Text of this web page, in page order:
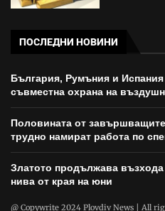
ПОСЛЕДНИ НОВИНИ
България, Румъния и
съвместна охрана на
Половината от
трудно намират работа по
Златото продължава
нива от края на юни
@ Copywrite 2024 Plovdiv News | All